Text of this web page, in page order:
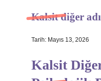
Hakkımızda
Kalsit diğer
Tarih: Mayıs 13, 2026
Kalsit